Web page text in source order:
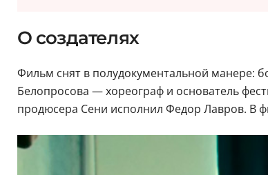
О создателях
Фильм снят в полудокументальной манере:
Белопросова — хореограф и основатель
продюсера Сени исполнил Федор Лавров. В